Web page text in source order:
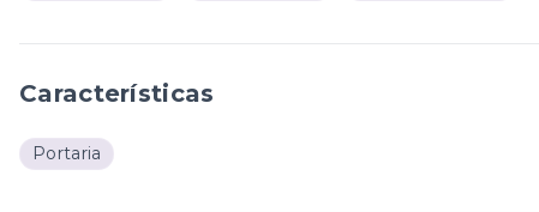
Características
Portaria